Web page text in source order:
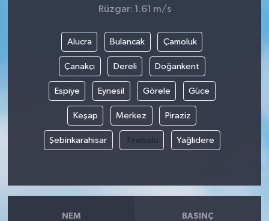
Rüzgar: 1.61 m/s
Alucra Bulancak Çamoluk
Çanakçı Dereli Doğankent
Espiye Eynesil Görele Güce
Keşap Merkez Piraziz
Şebinkarahisar Tirebolu Yağlıdere
NEM BASINÇ